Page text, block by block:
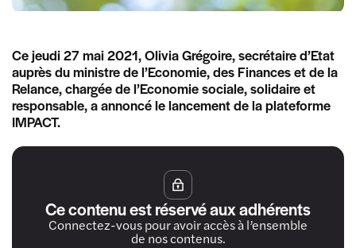
Ce jeudi 27 mai 2021, Olivia Grégoire, secrétaire d’Etat
auprès du ministre de l’Economie, des Finances et de la
Relance, chargée de l’Economie sociale, solidaire et
responsable, a annoncé le lancement de la plateforme
IMPACT.
Ce contenu est réservé aux adhérents
Connectez-vous pour avoir accès à l’ensemble
de nos contenus.